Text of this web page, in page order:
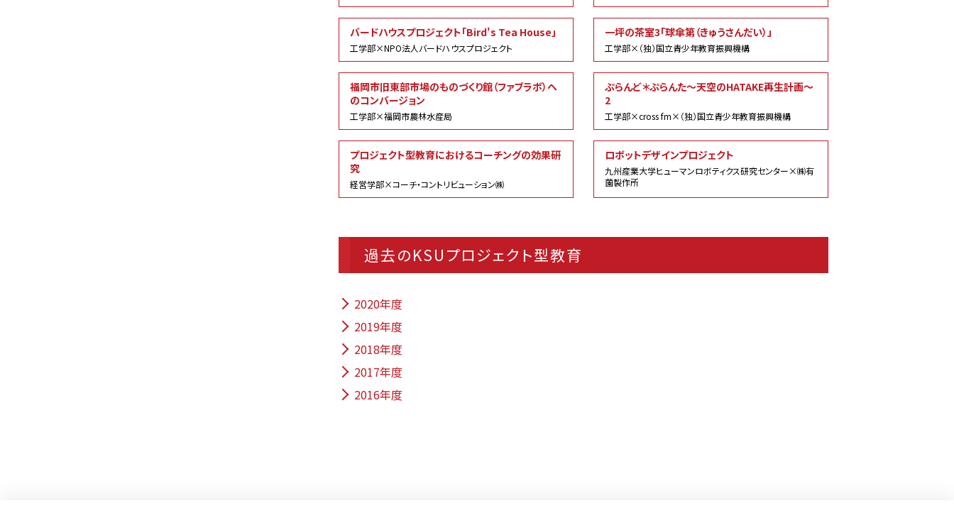
バードハウスプロジェクト「Bird's Tea House」
工学部×NPO法人バードハウスプロジェクト
一坪の茶室3「球傘第（きゅうさんだい）」
工学部×（独）国立青少年教育振興機構
福岡市旧東部市場のものづくり館（ファブラボ）へ
のコンバージョン
工学部×福岡市農林水産局
ぷらんど＊ぷらんた～天空のHATAKE再生計画～
2
工学部×cross fm×（独）国立青少年教育振興機構
プロジェクト型教育におけるコーチングの効果研
究
経営学部×コーチ・コントリビューション㈱
ロボットデザインプロジェクト
九州産業大学ヒューマンロボティクス研究センター×㈱有
薗製作所
過去のKSUプロジェクト型教育
2020年度
2019年度
2018年度
2017年度
2016年度